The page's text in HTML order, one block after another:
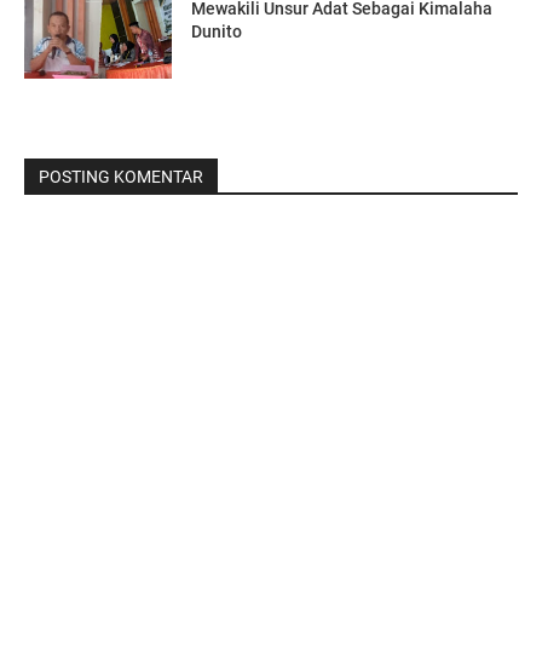
Mewakili Unsur Adat Sebagai Kimalaha
Dunito
POSTING KOMENTAR